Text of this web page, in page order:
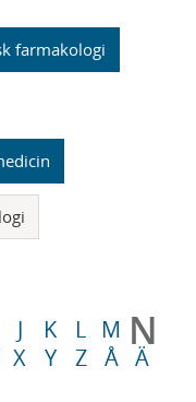
farmakologi
J K L M N
X Y Z Å Ä